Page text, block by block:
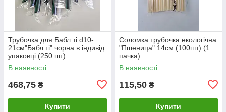
Трубочка для Бабл ті d10-
21см"Бабл ті" чорна в індивід.
упаковці (250 шт)
В наявності
468,75 ₴
Купити
Соломка трубочка екологічна
"Пшеница" 14см (100шт) (1
пачка)
В наявності
115,50 ₴
Купити